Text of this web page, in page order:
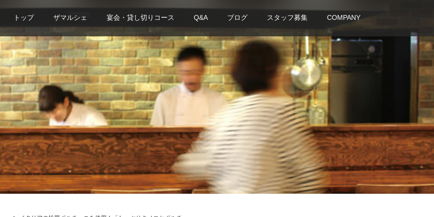
トップ ザマルシェ 宴会・貸し切りコース Q&A ブログ スタッフ募集 COMPANY